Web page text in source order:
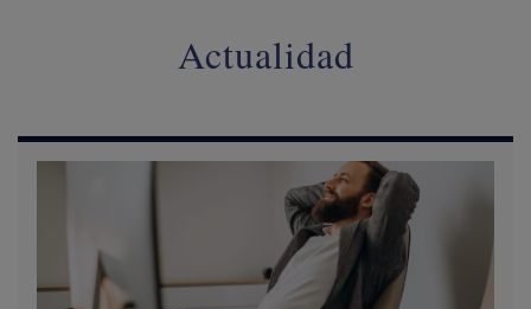
Actualidad